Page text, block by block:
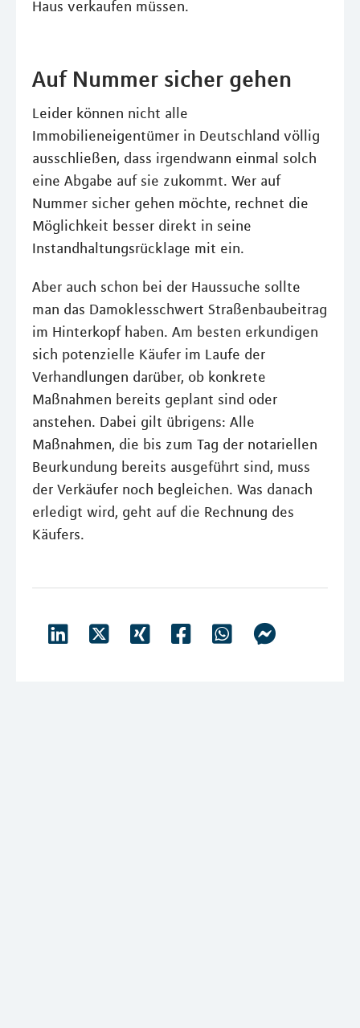
Haus verkaufen müssen.
Auf Nummer sicher gehen
Leider können nicht alle
Immobilieneigentümer in Deutschland völlig
ausschließen, dass irgendwann einmal solch
eine Abgabe auf sie zukommt. Wer auf
Nummer sicher gehen möchte, rechnet die
Möglichkeit besser direkt in seine
Instandhaltungsrücklage mit ein.
Aber auch schon bei der Haussuche sollte
man das Damoklesschwert Straßenbaubeitrag
im Hinterkopf haben. Am besten erkundigen
sich potenzielle Käufer im Laufe der
Verhandlungen darüber, ob konkrete
Maßnahmen bereits geplant sind oder
anstehen. Dabei gilt übrigens: Alle
Maßnahmen, die bis zum Tag der notariellen
Beurkundung bereits ausgeführt sind, muss
der Verkäufer noch begleichen. Was danach
erledigt wird, geht auf die Rechnung des
Käufers.